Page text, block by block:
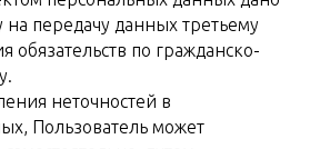
на передачу данных третьему
обязательств по гражданско-
неточностей в
Пользователь может